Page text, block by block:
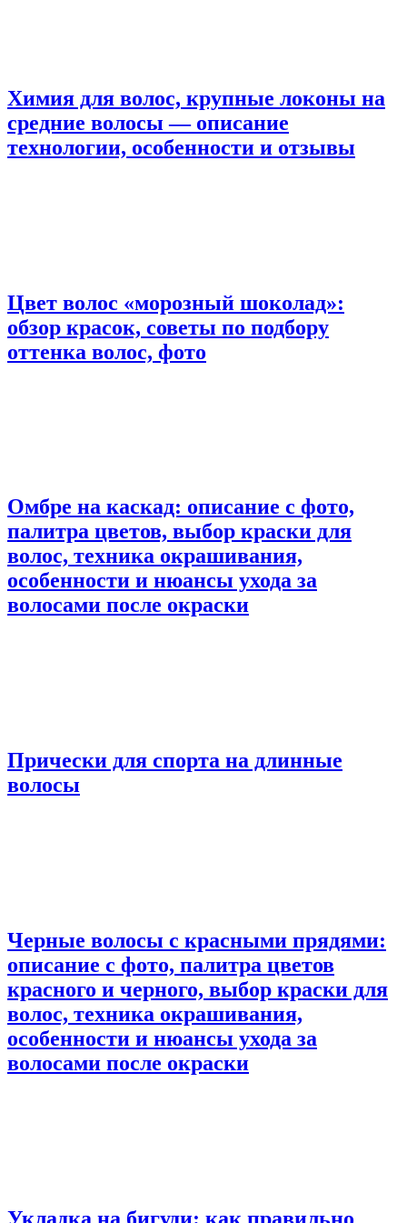
Химия для волос, крупные локоны на
средние волосы — описание
технологии, особенности и отзывы
Цвет волос «морозный шоколад»:
обзор красок, советы по подбору
оттенка волос, фото
Омбре на каскад: описание с фото,
палитра цветов, выбор краски для
волос, техника окрашивания,
особенности и нюансы ухода за
волосами после окраски
Прически для спорта на длинные
волосы
Черные волосы с красными прядями:
описание с фото, палитра цветов
красного и черного, выбор краски для
волос, техника окрашивания,
особенности и нюансы ухода за
волосами после окраски